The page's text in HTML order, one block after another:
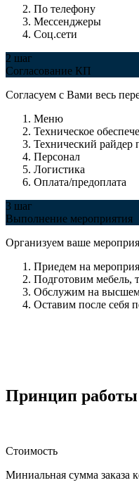
По телефону
Мессенджеры
Соц.сети
2 шаг
Согласование КП
Согласуем с Вами весь
Меню
Техническое
Технический райдер
Персонал
Логистика
Оплата/предоплата
3 шаг
Выполнение мероприятия
Организуем ваше
Приедем на
Подготовим мебель,
Обслужим на
Оставим после себя
Принцип работы
Стоимость
Миниальная сумма заказа